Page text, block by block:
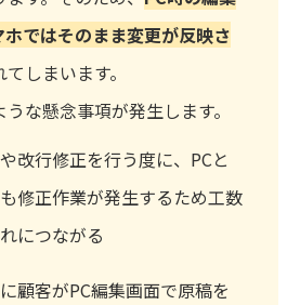
ではそのまま変更が反映さ
しまいます。
な懸念事項が発生します。
改行修正を行う度に、PCと
修正作業が発生するため工数
につながる
顧客がPC編集画面で原稿を